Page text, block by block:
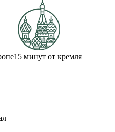
15 минут от кремля